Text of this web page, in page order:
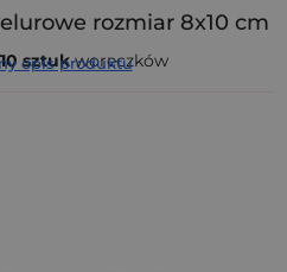
rozmiar 8x10 cm
10 sztukworeczków
wykonane są z
wiele lat był uznawany, jako
do wyrobu odzieży oraz
opis produktu